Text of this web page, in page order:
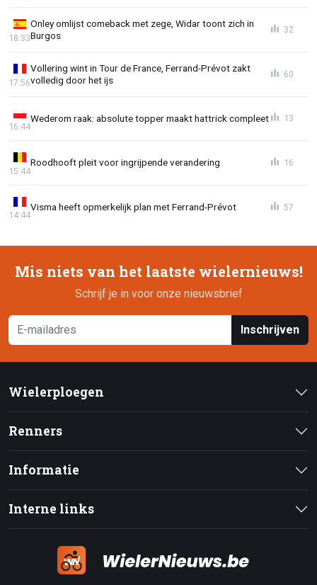
Onley omlijst comeback met zege, Widar toont zich in
Burgos
18:33
32
Vollering wint in Tour de France, Ferrand-Prévot zakt
volledig door het ijs
17:56
60
Wederom raak: absolute topper maakt hattrick compleet
16:44
13
Roodhooft pleit voor ingrijpende verandering
15:44
16
Visma heeft opmerkelijk plan met Ferrand-Prévot
14:44
57
Mis niets van het laatste wielernieuws!
Schrijf je in voor onze nieuwsbrief
Inschrijven
Wielerploegen
Renners
Informatie
Interne links